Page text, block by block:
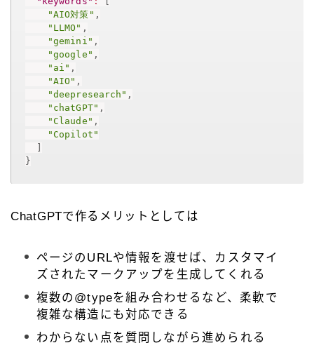
"AIO対策" ,
"LLMO" ,
"gemini" ,
"google" ,
"ai" ,
"AIO" ,
"deepresearch" ,
"chatGPT" ,
"Claude" ,
"Copilot"
}
ChatGPTで作るメリットとしては
ページのURLや情報を渡せば、カスタマイ
ズされたマークアップを生成してくれる
複数の@typeを組み合わせるなど、柔軟で
複雑な構造にも対応できる
わからない点を質問しながら進められる